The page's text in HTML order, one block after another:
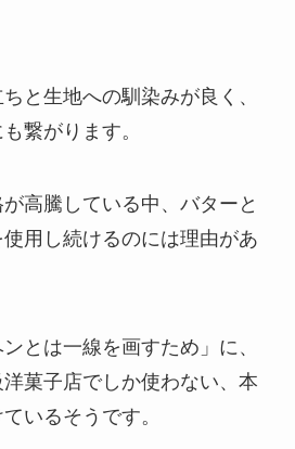
と生地への馴染みが良く、
繋がります。
高騰している中、バターと
用し続けるのには理由があ
とは一線を画すため」に、
菓子店でしか使わない、本
いるそうです。